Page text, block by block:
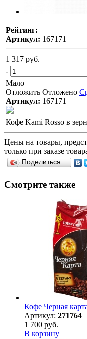
Рейтинг:
Артикул: 167171
1 317 руб.
-
Мало
Отложить Отложено
Артикул: 167171
Кофе Kami Rosso в
Цены на товары,
только при заказе
Поделиться…
Смотрите также
Кофе Черная
Артикул: 271764
1 700 руб.
В корзину